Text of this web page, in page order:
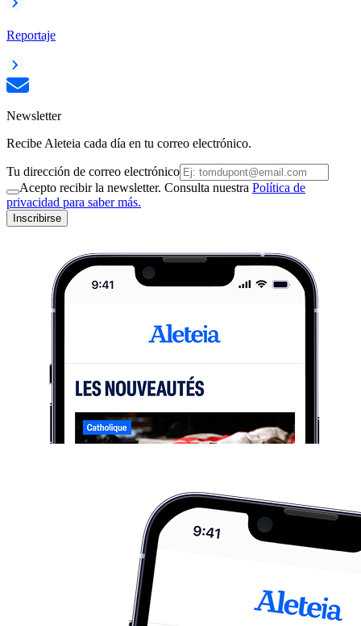
Reportaje
Newsletter
Recibe Aleteia cada día en tu correo electrónico.
Tu dirección de correo electrónico
Acepto recibir la newsletter. Consulta nuestra Política de
privacidad para saber más.
Inscribirse